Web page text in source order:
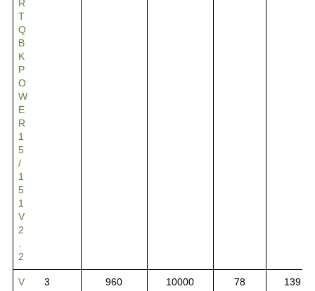
R
T
Q
B
K
P
O
W
E
R
1
5
/
1
5
1
V
2
2
V
3 960 10000 78 139